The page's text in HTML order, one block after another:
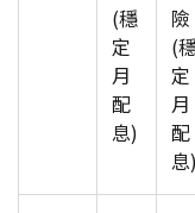
(穩
定
月
配
息)
險
(
定
月
配
息)